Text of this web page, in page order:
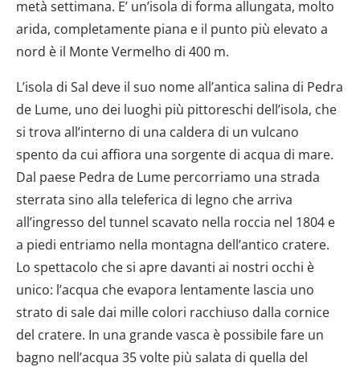
metà settimana. E’ un’isola di forma allungata, molto
arida, completamente piana e il punto più elevato a
nord è il Monte Vermelho di 400 m.
L’isola di Sal deve il suo nome all’antica salina di Pedra
de Lume, uno dei luoghi più pittoreschi dell’isola, che
si trova all’interno di una caldera di un vulcano
spento da cui affiora una sorgente di acqua di mare.
Dal paese Pedra de Lume percorriamo una strada
sterrata sino alla teleferica di legno che arriva
all’ingresso del tunnel scavato nella roccia nel 1804 e
a piedi entriamo nella montagna dell’antico cratere.
Lo spettacolo che si apre davanti ai nostri occhi è
unico: l’acqua che evapora lentamente lascia uno
strato di sale dai mille colori racchiuso dalla cornice
del cratere. In una grande vasca è possibile fare un
bagno nell’acqua 35 volte più salata di quella del